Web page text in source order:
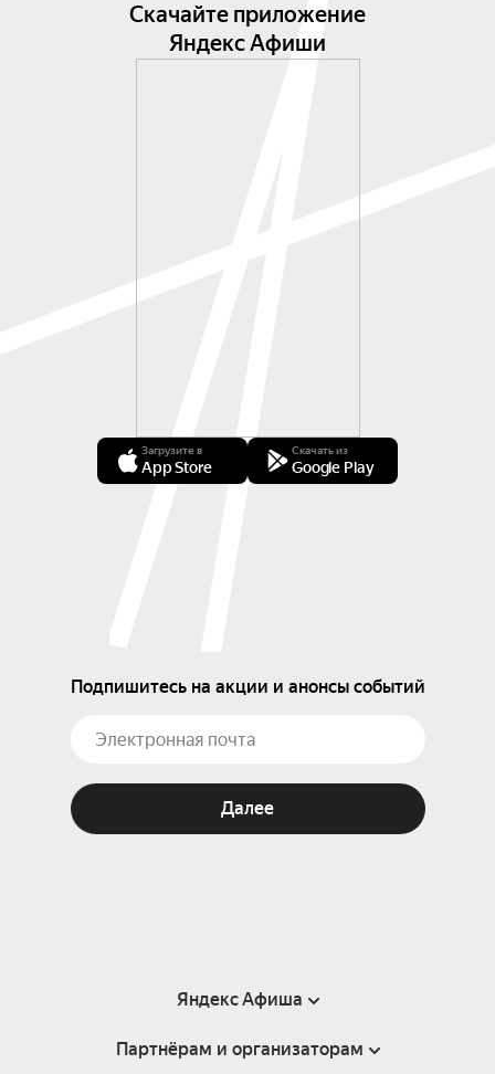
Скачайте приложение
Яндекс Афиши
Загрузите в
App Store
Скачать из
Google Play
Подпишитесь на акции и анонсы событий
Далее
Яндекс Афиша
Справка
Партнёрам и организаторам